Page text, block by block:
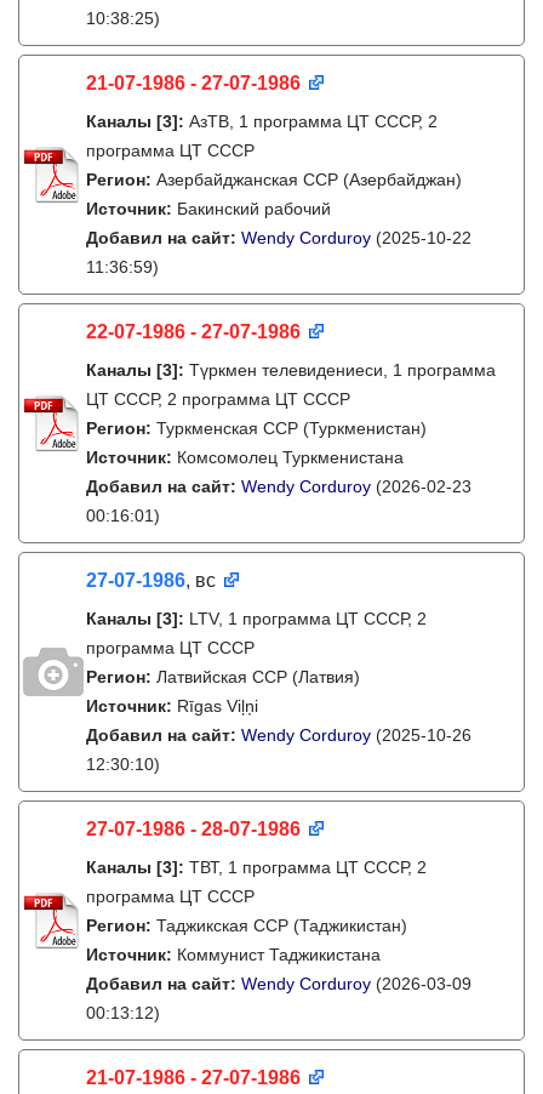
10:38:25)
21-07-1986 - 27-07-1986
Каналы [3]: АзТВ, 1 программа ЦТ СССР, 2
программа ЦТ СССР
Регион: Азербайджанская ССР (Азербайджан)
Источник: Бакинский рабочий
Добавил на сайт: Wendy Corduroy (2025-10-22
11:36:59)
22-07-1986 - 27-07-1986
Каналы [3]: Түркмен телевидениеси, 1 программа
ЦТ СССР, 2 программа ЦТ СССР
Регион: Туркменская ССР (Туркменистан)
Источник: Комсомолец Туркменистана
Добавил на сайт: Wendy Corduroy (2026-02-23
00:16:01)
27-07-1986, вс
Каналы [3]: LTV, 1 программа ЦТ СССР, 2
программа ЦТ СССР
Регион: Латвийская ССР (Латвия)
Источник: Rīgas Viļņi
Добавил на сайт: Wendy Corduroy (2025-10-26
12:30:10)
27-07-1986 - 28-07-1986
Каналы [3]: ТВТ, 1 программа ЦТ СССР, 2
программа ЦТ СССР
Регион: Таджикская ССР (Таджикистан)
Источник: Коммунист Таджикистана
Добавил на сайт: Wendy Corduroy (2026-03-09
00:13:12)
21-07-1986 - 27-07-1986